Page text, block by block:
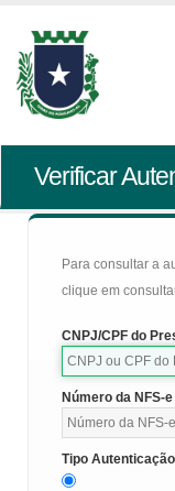
Verificar
Para consultar a
clique em
CNPJ/CPF do
Número da NFS-e
Tipo Autenticação